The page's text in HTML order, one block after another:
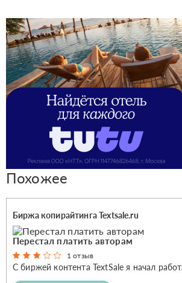
Похожее
Биржа копирайтинга Textsale.ru
Перестал платить авторам
1 отзыв
С биржей контента TextSale я начал